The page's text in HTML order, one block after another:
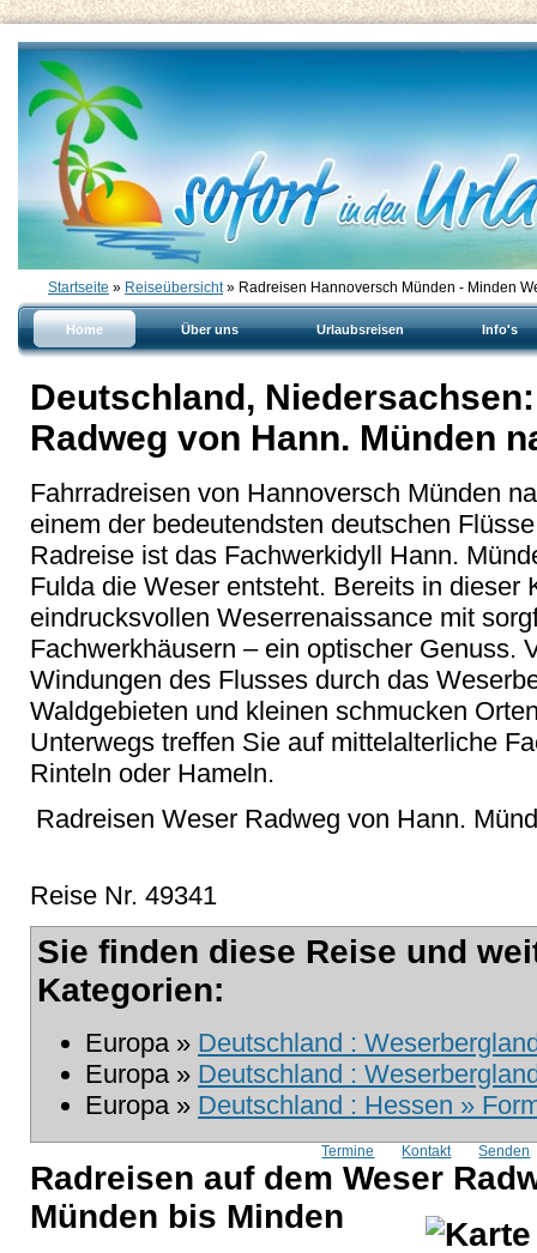
Startseite » Reiseübersicht» Radreisen Hannoversch Münden - Minden
Home Über uns Urlaubsreisen Info's
Deutschland,
Radweg von Hann. Münden
Fahrradreisen von Hannoversch Münden
einem der bedeutendsten deutschen
Radreise ist das Fachwerkidyll Hann.
Fulda die Weser entsteht. Bereits in dieser
eindrucksvollen Weserrenaissance mit
Fachwerkhäusern – ein optischer Genuss.
Windungen des Flusses durch das
Waldgebieten und kleinen schmucken
Unterwegs treffen Sie auf mittelalterliche
Rinteln oder Hameln.
Radreisen Weser Radweg von Hann.
Reise Nr. 49341
Sie finden diese Reise und
Kategorien:
Europa » Deutschland :
Europa » Deutschland :
Europa » Deutschland : Hessen »
Termine Kontakt Senden
Radreisen auf dem Weser
Münden bis Minden